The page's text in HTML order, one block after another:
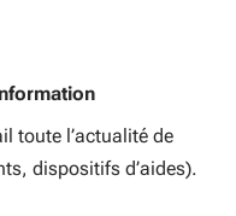
toute l’actualité de
dispositifs d’aides).